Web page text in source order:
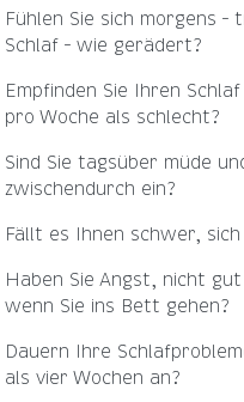
Fühlen Sie sich morgens –
Schlaf – wie gerädert?
Empfinden Sie Ihren
pro Woche als schlecht?
Sind Sie tagsüber müde
zwischendurch ein?
Fällt es Ihnen schwer,
Haben Sie Angst, nicht
wenn Sie ins Bett gehen?
Dauern Ihre
als vier Wochen an?